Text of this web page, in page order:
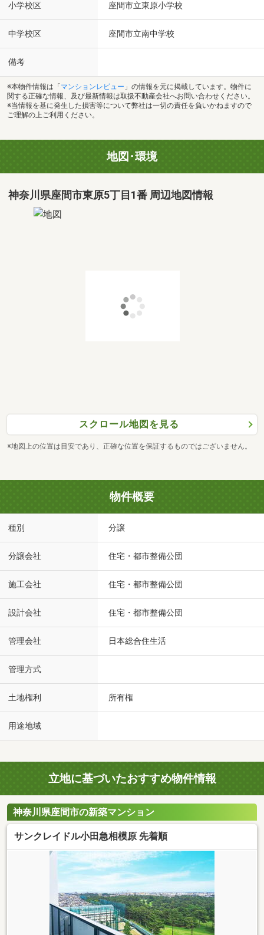
小学校区 座間市立東原小学校
中学校区 座間市立南中学校
備考
※本物件情報は「 マンションレビュー 」の情報を元に掲載しています。物件に
関する正確な情報、及び最新情報は取扱不動産会社へお問い合わせください。
※当情報を基に発生した損害等について弊社は一切の責任を負いかねますので
ご理解の上ご利用ください。
地図･環境
神奈川県座間市東原5丁目1番 周辺地図情報
スクロール地図を見る
※地図上の位置は目安であり、正確な位置を保証するものではございません。
物件概要
種別 分譲
分譲会社 住宅・都市整備公団
施工会社 住宅・都市整備公団
設計会社 住宅・都市整備公団
管理会社 日本総合住生活
管理方式
土地権利 所有権
用途地域
立地に基づいたおすすめ物件情報
神奈川県座間市の新築マンション
サンクレイドル小田急相模原 先着順